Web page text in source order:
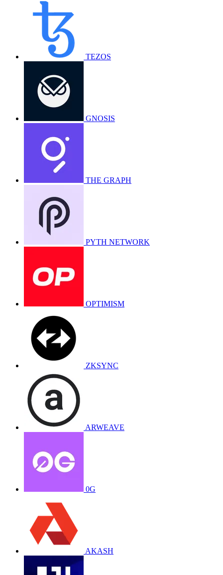
TEZOS
GNOSIS
THE GRAPH
PYTH NETWORK
OPTIMISM
ZKSYNC
ARWEAVE
0G
AKASH